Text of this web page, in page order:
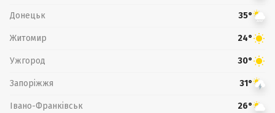
Донецьк 35°
Житомир 24°
Ужгород 30°
Запоріжжя 31°
Івано-Франківськ 26°